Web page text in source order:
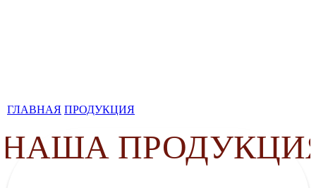
ГЛАВНАЯ ПРОДУКЦИЯ
НАША